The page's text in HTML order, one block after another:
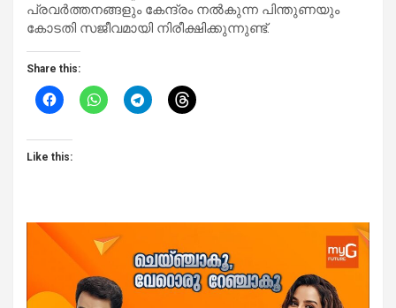
പ്രവർത്തനങ്ങളും കേന്ദ്രം നൽകുന്ന പിന്തുണയും
കോടതി സജീവമായി നിരീക്ഷിക്കുന്നുണ്ട്.
Share this:
Like this: